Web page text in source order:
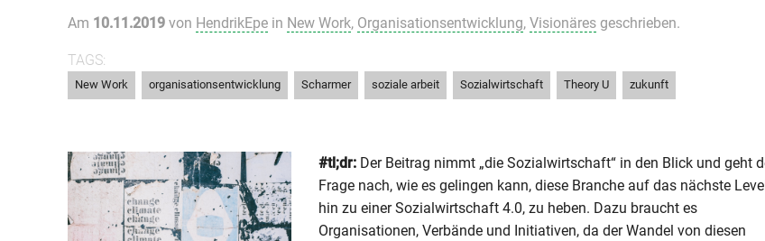
Am 10.11.2019 von HendrikEpe in New Work, Organisationsentwicklung, Visionäres geschrieben.
TAGS:
New Work organisationsentwicklung Scharmer soziale arbeit Sozialwirtschaft Theory U zukunft
#tl;dr: Der Beitrag nimmt „die Sozialwirtschaft“ in den Blick und geht
Frage nach, wie es gelingen kann, diese Branche auf das nächste
hin zu einer Sozialwirtschaft 4.0, zu heben. Dazu braucht es
Organisationen, Verbände und Initiativen, da der Wandel von diesen